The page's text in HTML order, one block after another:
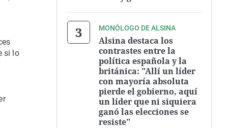
si lo
MONÓLOGO DE ALSINA
Alsina destaca los
contrastes entre la
política española y la
británica: "Allí un líder
con mayoría absoluta
pierde el gobierno, aquí
un líder que ni siquiera
ganó las elecciones se
resiste"